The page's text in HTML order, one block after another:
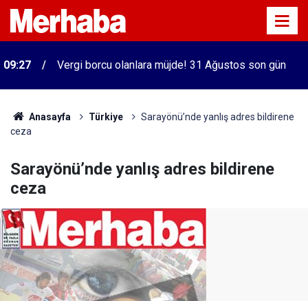
09:27 Vergi borcu olanlara müjde! 31 Ağustos son gün
Anasayfa Türkiye
Sarayönü’nde yanlış adres bildirene
ceza
Sarayönü’nde yanlış adres bildirene
ceza